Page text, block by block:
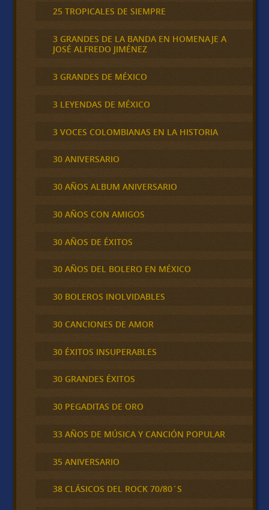
25 TROPICALES DE SIEMPRE
3 GRANDES DE LA BANDA EN HOMENAJE A
JOSÉ ALFREDO JIMÉNEZ
3 GRANDES DE MÉXICO
3 LEYENDAS DE MÉXICO
3 VOCES COLOMBIANAS EN LA HISTORIA
30 ANIVERSARIO
30 AÑOS ALBUM ANIVERSARIO
30 AÑOS CON AMIGOS
30 AÑOS DE ÉXITOS
30 AÑOS DEL BOLERO EN MÉXICO
30 BOLEROS INOLVIDABLES
30 CANCIONES DE AMOR
30 ÉXITOS INSUPERABLES
30 GRANDES ÉXITOS
30 PEGADITAS DE ORO
33 AÑOS DE MÚSICA Y CANCIÓN POPULAR
35 ANIVERSARIO
38 CLÁSICOS DEL ROCK 70/80´S